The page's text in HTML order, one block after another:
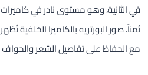
في الثانية، وهو مستوى نادر في
ثمناً. صور البورتريه بالكاميرا الخلفية
مع الحفاظ على تفاصيل الشعر والحواف